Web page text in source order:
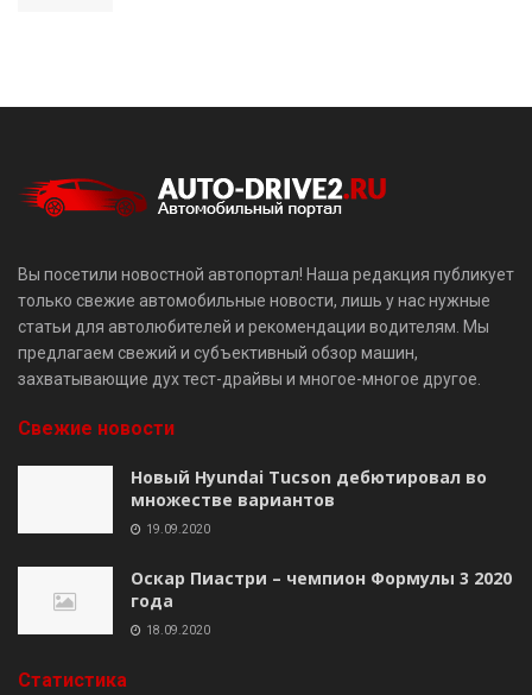
Вы посетили новостной автопортал! Наша редакция публикует
только свежие автомобильные новости, лишь у нас нужные
статьи для автолюбителей и рекомендации водителям. Мы
предлагаем свежий и субъективный обзор машин,
захватывающие дух тест-драйвы и многое-многое другое.
Свежие новости
Новый Hyundai Tucson дебютировал во
множестве вариантов
19.09.2020
Оскар Пиастри – чемпион Формулы 3 2020
года
18.09.2020
Cтатистика